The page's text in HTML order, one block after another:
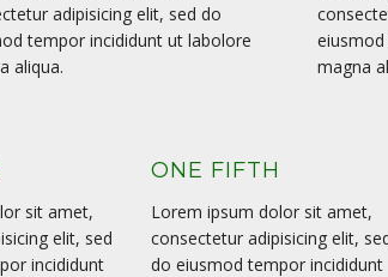
adipisicing elit, sed do
tempor incididunt ut labolore
aliqua.
magna
sit amet,
elit, sed
incididunt
ONE FIFTH
Lorem ipsum dolor sit amet,
consectetur adipisicing elit,
do eiusmod tempor incididunt